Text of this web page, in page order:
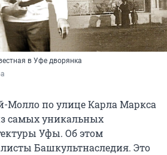
в Уфе дворянка
Молло по улице Карла Маркса
самых уникальных
Уфы. Об этом
Башкультнаследия. Это